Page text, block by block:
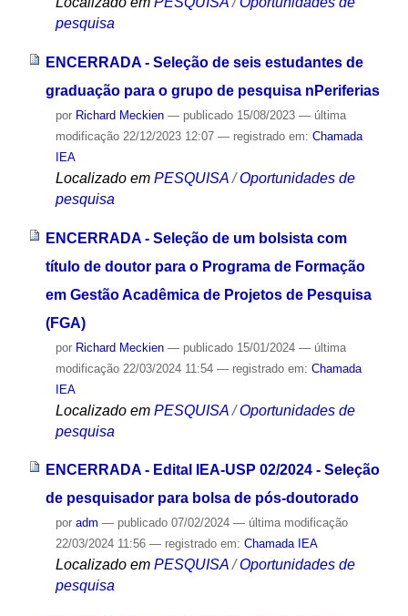
pesquisa
ENCERRADA - Seleção de seis estudantes de
graduação para o grupo de pesquisa nPeriferias
por Richard Meckien — publicado15/08/2023 — última
modificação22/12/2023 12:07 — registrado em: Chamada
IEA
Localizado em PESQUISA /Oportunidades de
pesquisa
ENCERRADA - Seleção de um bolsista com
título de doutor para o Programa de Formação
em Gestão Acadêmica de Projetos de Pesquisa
(FGA)
por Richard Meckien — publicado15/01/2024 — última
modificação22/03/2024 11:54 — registrado em: Chamada
IEA
Localizado em PESQUISA /Oportunidades de
pesquisa
ENCERRADA - Edital IEA-USP 02/2024 - Seleção
de pesquisador para bolsa de pós-doutorado
por adm — publicado07/02/2024 — última modificação
22/03/2024 11:56 — registrado em: Chamada IEA
Localizado em PESQUISA /Oportunidades de
pesquisa